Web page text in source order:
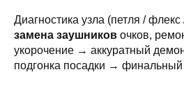
Диагностика узла (петля /
замена заушников очков,
укорочение → аккуратный
подгонка посадки → финальный